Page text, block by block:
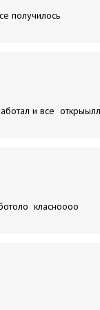
получилось
и все
класноооо